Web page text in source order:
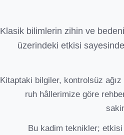
Klasik bilimlerin zihin ve
üzerindeki etkisi
Kitaptaki bilgiler, kontrolsüz
ruh hâllerimize göre
Bu kadim teknikler; etkisi